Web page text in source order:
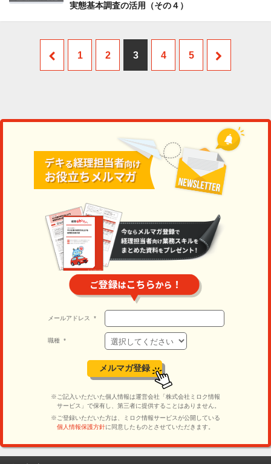
実態基本調査の活用（その４）
1 2 3 4 5